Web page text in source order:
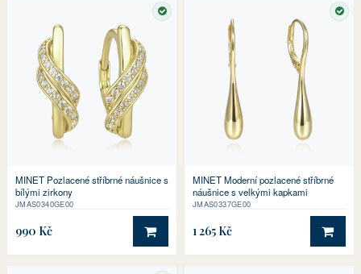
SKLADEM
MINET Pozlacené stříbrné náušnice s
bílými zirkony
JMAS0340GE00
990 Kč DO KOŠÍKU
MINET Moderní pozlacené stříbrné
náušnice s velkými kapkami
JMAS0337GE00
1 265 Kč DO